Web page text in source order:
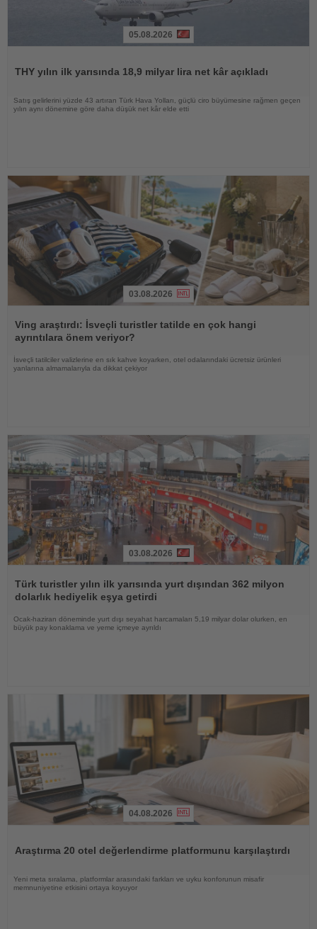
05.08.2026
THY yılın ilk yarısında 18,9 milyar lira net kâr açıkladı
Satış gelirlerini yüzde 43 artıran Türk Hava Yolları, güçlü ciro büyümesine rağmen geçen
yılın aynı dönemine göre daha düşük net kâr elde etti
Oku
03.08.2026
Ving araştırdı: İsveçli turistler tatilde en çok hangi
ayrıntılara önem veriyor?
İsveçli tatilciler valizlerine en sık kahve koyarken, otel odalarındaki ücretsiz ürünleri
yanlarına almamalarıyla da dikkat çekiyor
Oku
03.08.2026
Türk turistler yılın ilk yarısında yurt dışından 362 milyon
dolarlık hediyelik eşya getirdi
Ocak-haziran döneminde yurt dışı seyahat harcamaları 5,19 milyar dolar olurken, en
büyük pay konaklama ve yeme içmeye ayrıldı
04.08.2026
Araştırma 20 otel değerlendirme platformunu karşılaştırdı
Yeni meta sıralama, platformlar arasındaki farkları ve uyku konforunun misafir
memnuniyetine etkisini ortaya koyuyor